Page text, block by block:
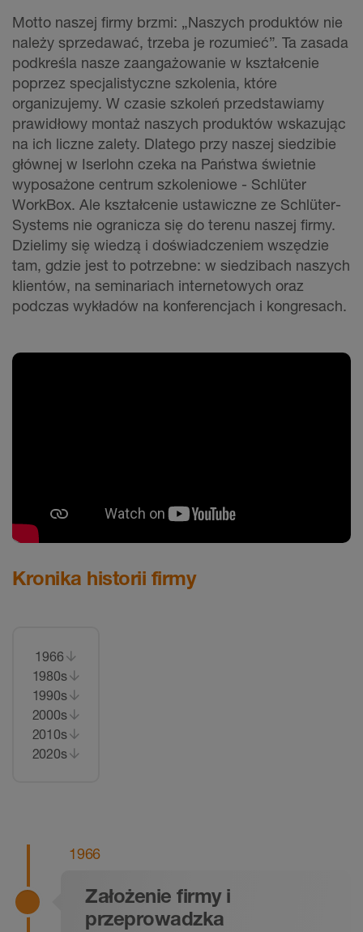
Motto naszej firmy brzmi: „Naszych produktów nie
należy sprzedawać, trzeba je rozumieć”. Ta zasada
podkreśla nasze zaangażowanie w kształcenie
poprzez specjalistyczne szkolenia, które
organizujemy. W czasie szkoleń przedstawiamy
prawidłowy montaż naszych produktów wskazując
na ich liczne zalety. Dlatego przy naszej siedzibie
głównej w Iserlohn czeka na Państwa świetnie
wyposażone centrum szkoleniowe - Schlüter
WorkBox. Ale kształcenie ustawiczne ze Schlüter-
Systems nie ogranicza się do terenu naszej firmy.
Dzielimy się wiedzą i doświadczeniem wszędzie
tam, gdzie jest to potrzebne: w siedzibach naszych
klientów, na seminariach internetowych oraz
podczas wykładów na konferencjach i kongresach.
Kronika historii firmy
1966
1980s
1990s
2000s
2010s
2020s
1966
Założenie firmy i
przeprowadzka